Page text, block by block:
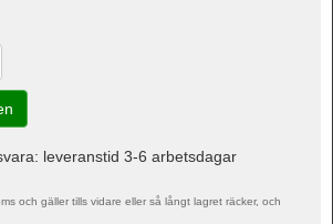
leveranstid 3-6 arbetsdagar
och gäller tills vidare eller så långt lagret räcker, och